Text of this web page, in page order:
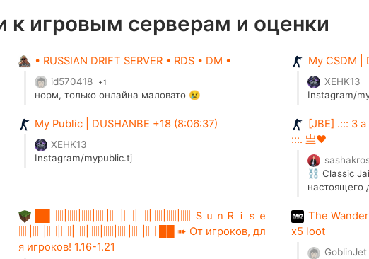
к игровым серверам и оценки
• RUSSIAN DRIFT SERVER • RDS • DM •
id570418 +1
норм, только онлайна маловато 😢
My CSDM
XEHK13
Instagram/
My Public | DUSHANBE +18 (8:06:37)
XEHK13
Instagram/mypublic.tj
[JBE] .::: З
:::. 亗♥
⛓ Classic
настоящего
██ ▥|▥|▥|▥|▥|▥|▥|▥|▥|▥ ＳｕｎＲｉｓｅ
▥|▥|▥|▥|▥|▥|▥|▥|▥|▥ ██ ➠ От игроков, дл
я игроков! 1.16-1.21
The
x5 loot
GoblinJet